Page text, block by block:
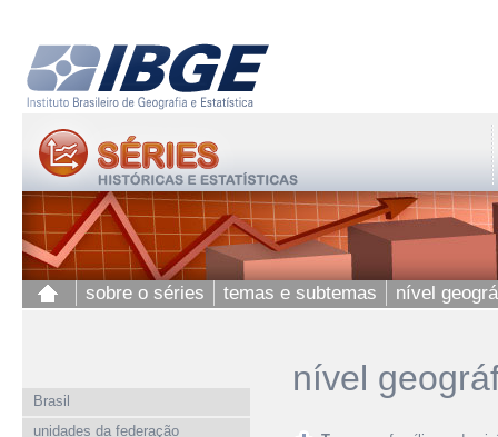
sobre o séries temas e subtemas nível
Brasil
unidades da federação
nível